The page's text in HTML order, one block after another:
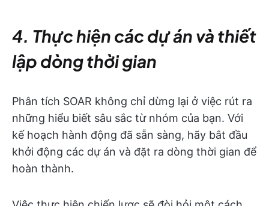
4. Thực hiện các dự án và thiết
lập dòng thời gian
Phân tích SOAR không chỉ dừng lại ở việc rút ra
những hiểu biết sâu sắc từ nhóm của bạn. Với
kế hoạch hành động đã sẵn sàng, hãy bắt đầu
khởi động các dự án và đặt ra dòng thời gian để
hoàn thành.